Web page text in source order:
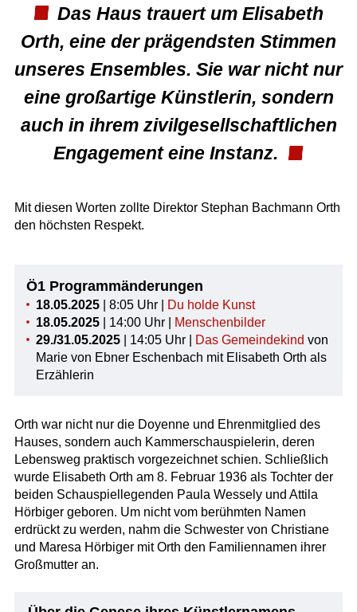
Das Haus trauert um Elisabeth
Orth, eine der prägendsten Stimmen
unseres Ensembles. Sie war nicht nur
eine großartige Künstlerin, sondern
auch in ihrem zivilgesellschaftlichen
Engagement eine Instanz.
Mit diesen Worten zollte Direktor Stephan Bachmann Orth
den höchsten Respekt.
Ö1 Programmänderungen
18.05.2025| 8:05 Uhr |
Du holde Kunst
18.05.2025| 14:00 Uhr |
Menschenbilder
29./31.05.2025| 14:05 Uhr | Das Gemeindekind von
Marie von Ebner Eschenbach mit Elisabeth Orth als
Erzählerin
Orth war nicht nur die Doyenne und Ehrenmitglied des
Hauses, sondern auch Kammerschauspielerin, deren
Lebensweg praktisch vorgezeichnet schien. Schließlich
wurde Elisabeth Orth am 8. Februar 1936 als Tochter der
beiden Schauspiellegenden Paula Wessely und Attila
Hörbiger geboren. Um nicht vom berühmten Namen
erdrückt zu werden, nahm die Schwester von Christiane
und Maresa Hörbiger mit Orth den Familiennamen ihrer
Großmutter an.